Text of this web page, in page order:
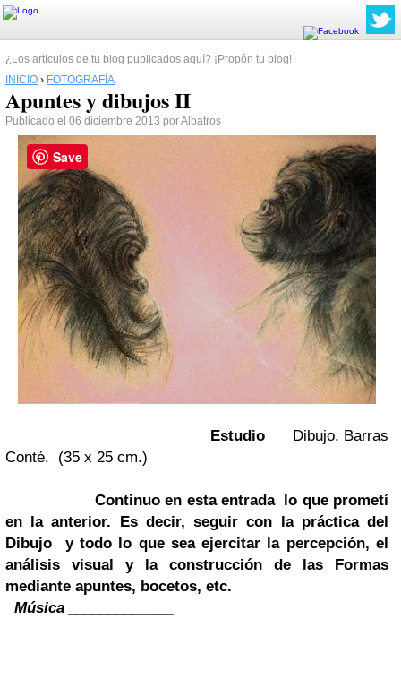
¿Los artículos de tu blog publicados aquí? ¡Propón tu blog!
INICIO › FOTOGRAFÍA
Apuntes y dibujos II
Publicado el 06 diciembre 2013 por Albatros
Estudio
Dibujo. Barras
Conté. (35 x 25 cm.)
Continuo en esta entrada lo que prometí
en la anterior. Es decir, seguir con la práctica del
Dibujo
y todo lo que sea ejercitar la percepción, el
análisis visual y la construcción de las Formas
mediante apuntes, bocetos, etc.
Música _____________
Save